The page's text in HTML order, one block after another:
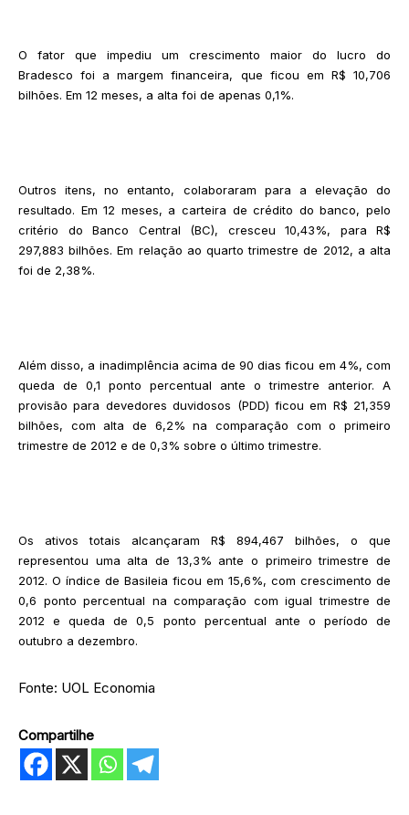
O fator que impediu um crescimento maior do lucro do
Bradesco foi a margem financeira, que ficou em R$ 10,706
bilhões. Em 12 meses, a alta foi de apenas 0,1%.
Outros itens, no entanto, colaboraram para a elevação do
resultado. Em 12 meses, a carteira de crédito do banco, pelo
critério do Banco Central (BC), cresceu 10,43%, para R$
297,883 bilhões. Em relação ao quarto trimestre de 2012, a alta
foi de 2,38%.
Além disso, a inadimplência acima de 90 dias ficou em 4%, com
queda de 0,1 ponto percentual ante o trimestre anterior. A
provisão para devedores duvidosos (PDD) ficou em R$ 21,359
bilhões, com alta de 6,2% na comparação com o primeiro
trimestre de 2012 e de 0,3% sobre o último trimestre.
Os ativos totais alcançaram R$ 894,467 bilhões, o que
representou uma alta de 13,3% ante o primeiro trimestre de
2012. O índice de Basileia ficou em 15,6%, com crescimento de
0,6 ponto percentual na comparação com igual trimestre de
2012 e queda de 0,5 ponto percentual ante o período de
outubro a dezembro.
Fonte: UOL Economia
Compartilhe